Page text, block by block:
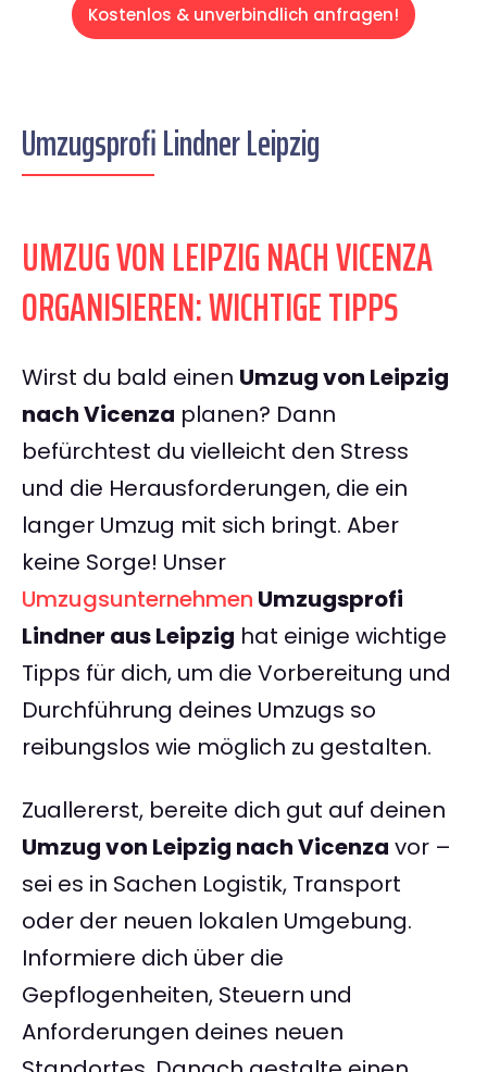
Kostenlos & unverbindlich anfragen!
Umzugsprofi Lindner Leipzig
UMZUG VON LEIPZIG NACH VICENZA
ORGANISIEREN: WICHTIGE TIPPS
Wirst du bald einen Umzug von Leipzig
nach Vicenza planen? Dann
befürchtest du vielleicht den Stress
und die Herausforderungen, die ein
langer Umzug mit sich bringt. Aber
keine Sorge! Unser
Umzugsunternehmen Umzugsprofi
Lindner aus Leipzig hat einige wichtige
Tipps für dich, um die Vorbereitung und
Durchführung deines Umzugs so
reibungslos wie möglich zu gestalten.
Zuallererst, bereite dich gut auf deinen
Umzug von Leipzig nach Vicenza vor –
sei es in Sachen Logistik, Transport
oder der neuen lokalen Umgebung.
Informiere dich über die
Gepflogenheiten, Steuern und
Anforderungen deines neuen